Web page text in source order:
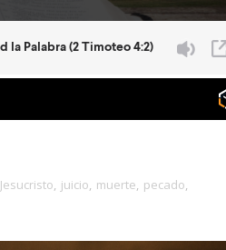
Jesucristo, juicio, muerte, pecado,